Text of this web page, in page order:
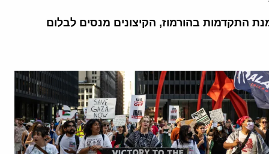
התקדמות בהורמוז, הקיצונים מנסים לבלום